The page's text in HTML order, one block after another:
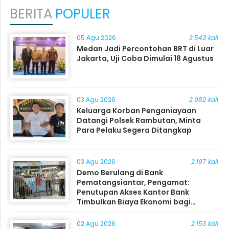
BERITA POPULER
05 Agu 2026 3.543 kali
Medan Jadi Percontohan BRT di Luar
Jakarta, Uji Coba Dimulai 18 Agustus
03 Agu 2026 2.982 kali
Keluarga Korban Penganiayaan
Datangi Polsek Rambutan, Minta
Para Pelaku Segera Ditangkap
03 Agu 2026 2.197 kali
Demo Berulang di Bank
Pematangsiantar, Pengamat:
Penutupan Akses Kantor Bank
Timbulkan Biaya Ekonomi bagi
Masyarakat
02 Agu 2026 2.153 kali